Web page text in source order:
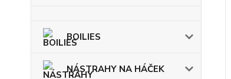
BOILIES
NÁSTRAHY NA HÁČEK